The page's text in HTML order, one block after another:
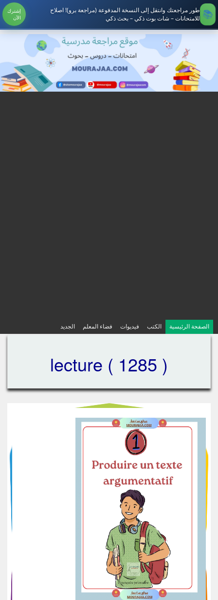
طور مراجعتك وانتقل إلى النسخة المدفوعة (مراجعة برو)! اصلاح
للامتحانات – شات بوت ذكي – بحث ذكي
إشترك
الآن
الصفحة الرئيسية الكتب فيديوات فضاء المعلم الجديد
lecture ( 1285 )